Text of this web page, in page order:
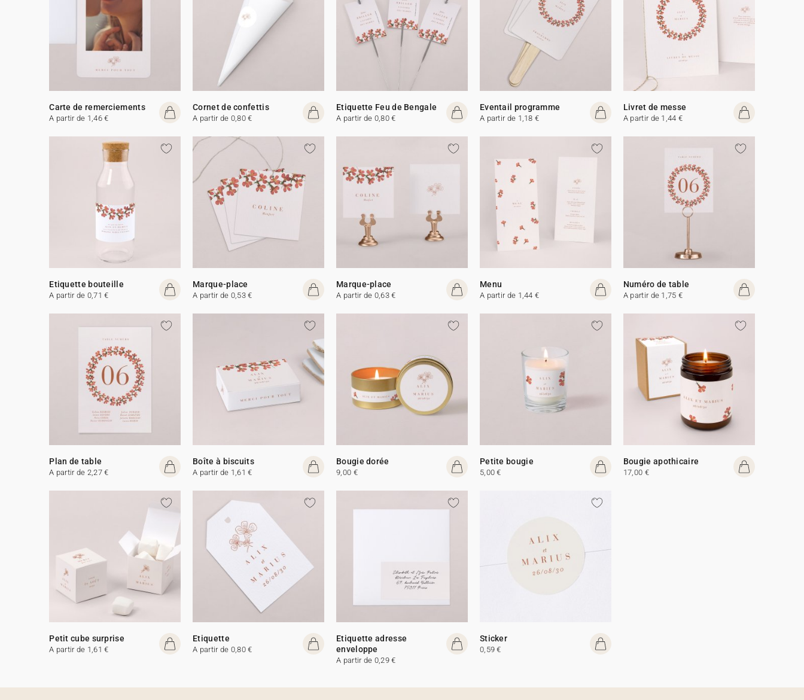
Carte de remerciements
A partir de 1,46 €
Cornet de confettis
A partir de 0,80 €
Etiquette Feu de Bengale
A partir de 0,80 €
Eventail programme
A partir de 1,18 €
Livret de messe
A partir de 1,44 €
Etiquette bouteille
A partir de 0,71 €
Marque-place
A partir de 0,53 €
Marque-place
A partir de 0,63 €
Menu
A partir de 1,44 €
Numéro de table
A partir de 1,75 €
Plan de table
A partir de 2,27 €
Boîte à biscuits
A partir de 1,61 €
Bougie dorée
9,00 €
Petite bougie
5,00 €
Bougie apothicaire
17,00 €
Petit cube surprise
A partir de 1,61 €
Etiquette
A partir de 0,80 €
Etiquette adresse
enveloppe
A partir de 0,29 €
Sticker
0,59 €